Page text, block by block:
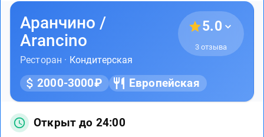
Аранчино /
Arancino
Ресторан · Кондитерская
5.0
3 отзыва
2000-3000₽ Европейская
Открыт до 24:00